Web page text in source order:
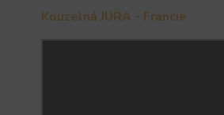
Kouzelná JURA - Francie